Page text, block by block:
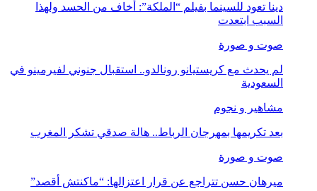
دينا تعود للسينما بفيلم “الملكة”: أخاف من الحسد ولهذا
السبب ابتعدت
صوت و صورة
لم يحدث مع كريستيانو رونالدو.. استقبال جنوني لفيرمينو في
السعودية
مشاهير و نجوم
بعد تكريمها بمهرجان الرباط.. هالة صدقي تشكر المغرب
صوت و صورة
ميرهان حسن تتراجع عن قرار اعتزالها: “ماكنتش أقصد”